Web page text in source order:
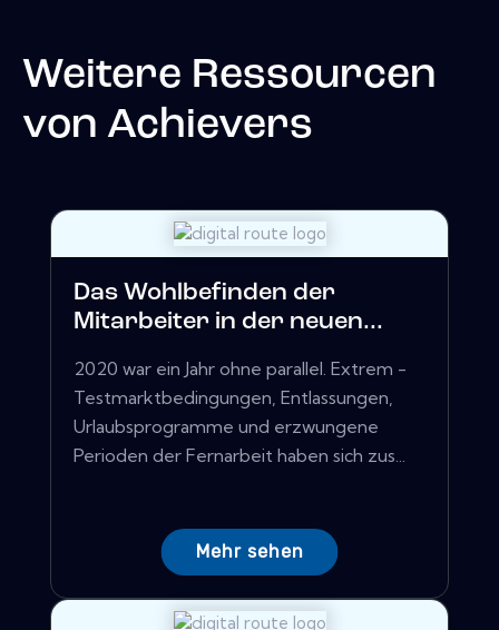
Weitere Ressourcen
von Achievers
Das Wohlbefinden der
Mitarbeiter in der neuen...
2020 war ein Jahr ohne parallel. Extrem -
Testmarktbedingungen, Entlassungen,
Urlaubsprogramme und erzwungene
Perioden der Fernarbeit haben sich zus...
Mehr sehen